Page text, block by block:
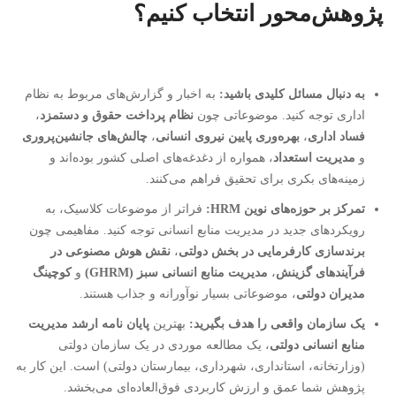
پژوهش‌محور انتخاب کنیم؟
به دنبال مسائل کلیدی باشید: به اخبار و گزارش‌های مربوط به نظام
اداری توجه کنید. موضوعاتی چون نظام پرداخت حقوق و دستمزد،
فساد اداری، بهره‌وری پایین نیروی انسانی، چالش‌های جانشین‌پروری
و مدیریت استعداد، همواره از دغدغه‌های اصلی کشور بوده‌اند و
زمینه‌های بکری برای تحقیق فراهم می‌کنند.
تمرکز بر حوزه‌های نوین HRM:
فراتر از موضوعات کلاسیک، به
رویکردهای جدید در مدیریت منابع انسانی توجه کنید. مفاهیمی چون
برندسازی کارفرمایی در بخش دولتی، نقش هوش مصنوعی در
فرآیندهای گزینش، مدیریت منابع انسانی سبز (GHRM) و کوچینگ
مدیران دولتی، موضوعاتی بسیار نوآورانه و جذاب هستند.
یک سازمان واقعی را هدف بگیرید: بهترین پایان نامه ارشد مدیریت
منابع انسانی دولتی، یک مطالعه موردی در یک سازمان دولتی
(وزارتخانه، استانداری، شهرداری، بیمارستان دولتی) است. این کار به
پژوهش شما عمق و ارزش کاربردی فوق‌العاده‌ای می‌بخشد.